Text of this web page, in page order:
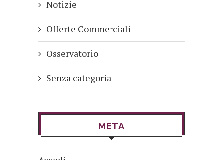
Notizie
Offerte Commerciali
Osservatorio
Senza categoria
META